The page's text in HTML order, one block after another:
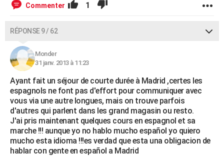
Commenter 1
RÉPONSE 9 / 62
Monder
31 janv. 2013 à 11:23
Ayant fait un séjour de courte durée à Madrid ,certes les
espagnols ne font pas d'effort pour communiquer avec
vous via une autre longues, mais on trouve parfois
d'autres qui parlent dans les grand magasin ou resto.
J'ai pris maintenant quelques cours en espagnol et sa
marche !!! aunque yo no hablo mucho español yo quiero
mucho esta idioma !!!es verdad que esta una obligacion de
hablar con gente en español a Madrid